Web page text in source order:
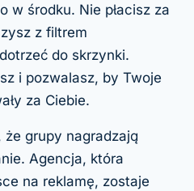
w środku. Nie płacisz za
z filtrem
do skrzynki.
i pozwalasz, by Twoje
za Ciebie.
grupy nagradzają
Agencja, która
na reklamę, zostaje